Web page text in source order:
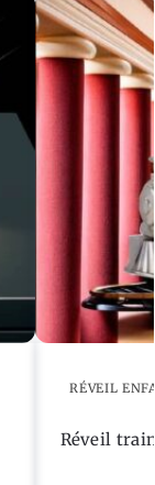
RÉVEIL
Réveil